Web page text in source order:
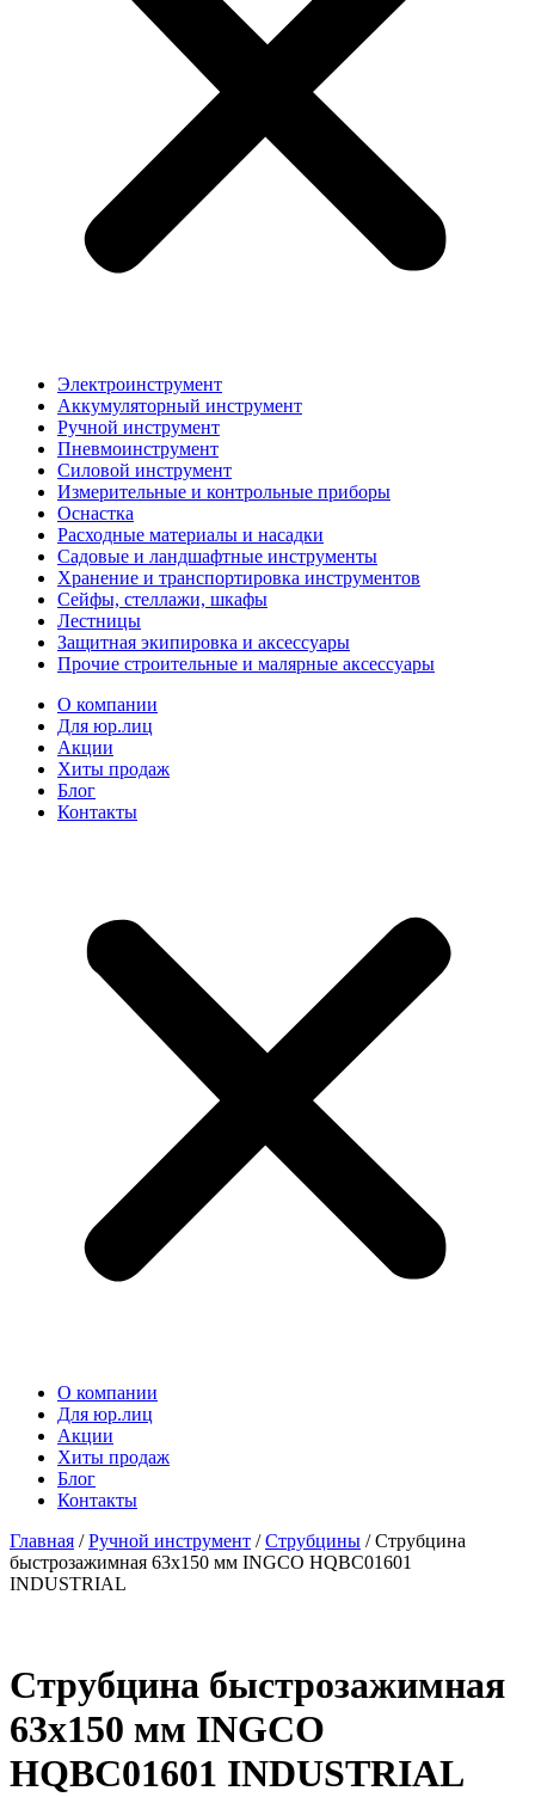
Электроинструмент
Аккумуляторный инструмент
Ручной инструмент
Пневмоинструмент
Силовой инструмент
Измерительные и контрольные приборы
Оснастка
Расходные материалы и насадки
Садовые и ландшафтные инструменты
Хранение и транспортировка инструментов
Сейфы, стеллажи, шкафы
Лестницы
Защитная экипировка и аксессуары
Прочие строительные и малярные аксессуары
О компании
Для юр.лиц
Акции
Хиты продаж
Блог
Контакты
О компании
Для юр.лиц
Акции
Хиты продаж
Блог
Контакты
Главная /Ручной инструмент /Струбцины / Струбцина
быстрозажимная 63х150 мм INGCO HQBC01601
INDUSTRIAL
Струбцина быстрозажимная
63х150 мм INGCO
HQBC01601 INDUSTRIAL